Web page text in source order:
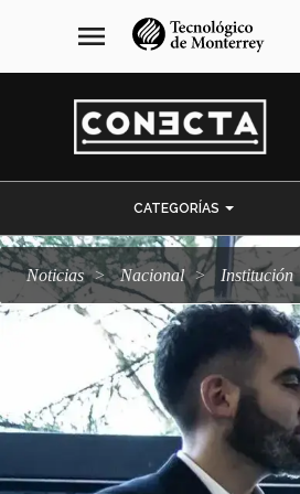
navegación
principal
menu
CATEGORÍAS
Noticias Nacional Institución